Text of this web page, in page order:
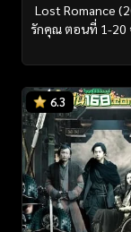
Lost Romance
รักคุณ ตอนที่ 1-20
6.3